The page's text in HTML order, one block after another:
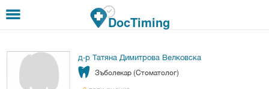
Премини към основното съдържание
DocTiming
д-р Татяна Димитрова Велковска
Зъболекар (Стоматолог)